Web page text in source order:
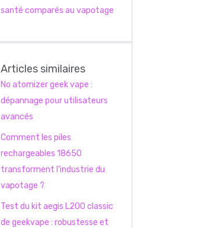
santé comparés au vapotage
Articles similaires
No atomizer geek vape :
dépannage pour utilisateurs
avancés
Comment les piles
rechargeables 18650
transforment l’industrie du
vapotage ?
Test du kit aegis L200 classic
de geekvape : robustesse et